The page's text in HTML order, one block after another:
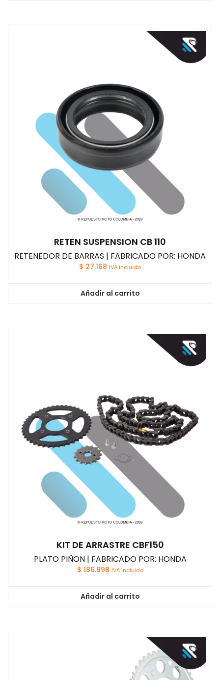
RETEN SUSPENSION CB 110
RETENEDOR DE BARRAS | FABRICADO POR: HONDA
$ 27.168 IVA incluido
Añadir al carrito
KIT DE ARRASTRE CBF150
PLATO PIÑON | FABRICADO POR: HONDA
$ 186.998 IVA incluido
Añadir al carrito